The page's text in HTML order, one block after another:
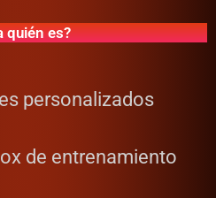
quién es?
personalizados
de entrenamiento